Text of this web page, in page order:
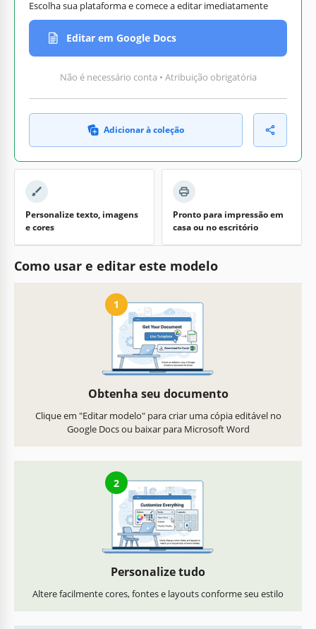
Escolha sua plataforma e comece a editar imediatamente
Editar em Google Docs
Não é necessário conta • Atribuição obrigatória
Adicionar à coleção
Personalize texto, imagens
e cores
Pronto para impressão em
casa ou no escritório
Como usar e editar este modelo
1
Obtenha seu documento
Clique em "Editar modelo" para criar uma cópia editável no
Google Docs ou baixar para Microsoft Word
2
Personalize tudo
Altere facilmente cores, fontes e layouts conforme seu estilo